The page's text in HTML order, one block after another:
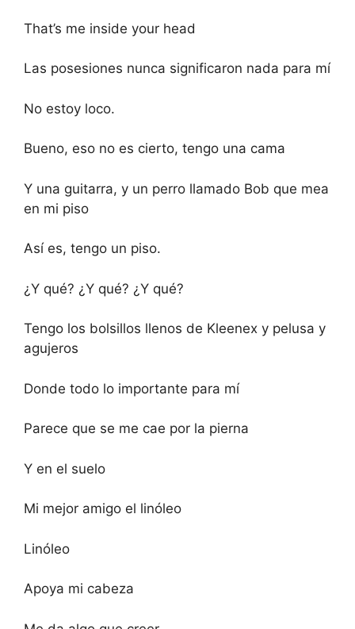
That’s me inside your head
Las posesiones nunca significaron nada para mí
No estoy loco.
Bueno, eso no es cierto, tengo una cama
Y una guitarra, y un perro llamado Bob que mea
en mi piso
Así es, tengo un piso.
¿Y qué? ¿Y qué? ¿Y qué?
Tengo los bolsillos llenos de Kleenex y pelusa y
agujeros
Donde todo lo importante para mí
Parece que se me cae por la pierna
Y en el suelo
Mi mejor amigo el linóleo
Linóleo
Apoya mi cabeza